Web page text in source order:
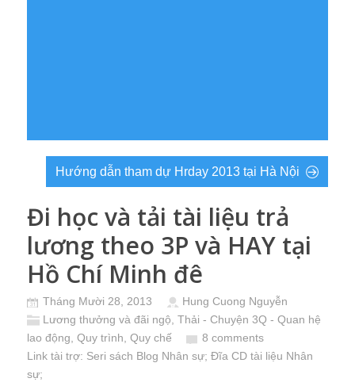
Hướng dẫn tham dự Hrday 2013 tại Hà Nội
Đi học và tải tài liệu trả
lương theo 3P và HAY tại
Hồ Chí Minh đê
Tháng Mười 28, 2013
Hung Cuong Nguyễn
Lương thưởng và đãi ngộ Thải - Chuyện 3Q - Quan hệ
lao động, Quy trình, Quy chế
8 comments
Link tài trợ: Seri sách Blog Nhân sự; Đĩa CD tài liệu Nhân
sự;